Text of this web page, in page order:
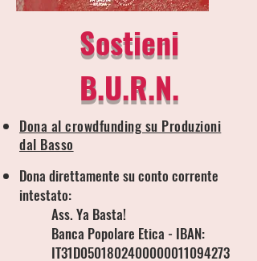
Sostieni
B.U.R.N.
Dona al crowdfunding su Produzioni
dal Basso
Dona direttamente su conto corrente
intestato:
Ass. Ya Basta!
Banca Popolare Etica - IBAN:
IT31D0501802400000011094273